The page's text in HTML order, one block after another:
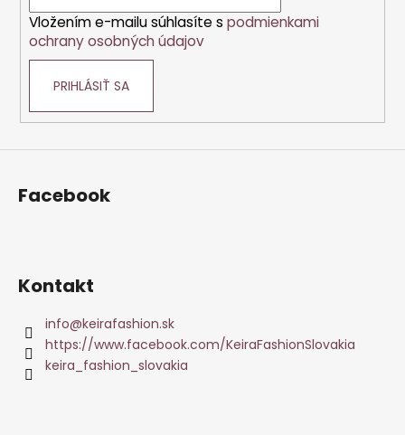
Vložením e-mailu súhlasíte s podmienkami
ochrany osobných údajov
PRIHLÁSIŤ SA
Facebook
Kontakt
info@keirafashion.sk
https://www.facebook.com/KeiraFashionSlovakia
keira_fashion_slovakia